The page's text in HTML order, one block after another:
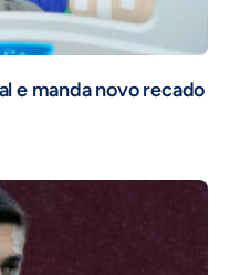
e manda novo recado